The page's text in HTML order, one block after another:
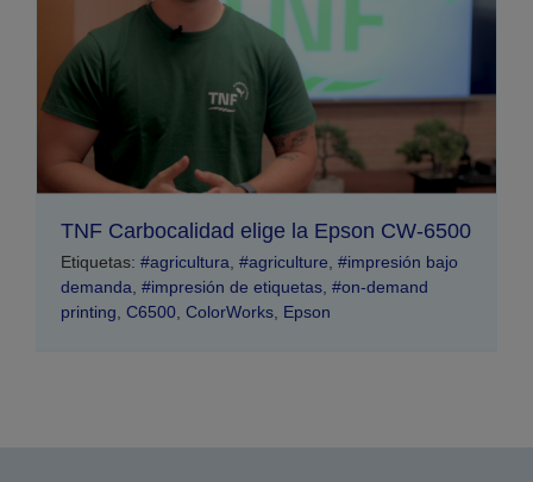
TNF Carbocalidad elige la Epson CW-6500
Etiquetas: #agricultura, #agriculture, #impresión bajo
demanda, #impresión de etiquetas, #on-demand
printing, C6500, ColorWorks, Epson